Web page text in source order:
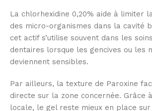
La chlorhexidine 0,20% aide à limiter
des micro-organismes dans la cavité
cet actif s’utilise souvent dans les
dentaires lorsque les gencives ou les
deviennent sensibles.
Par ailleurs, la texture de Paroxine
directe sur la zone concernée. Grâce
locale, le gel reste mieux en place sur